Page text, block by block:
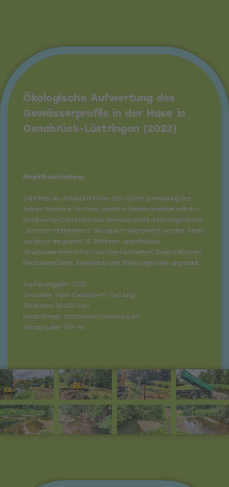
Ökologische Aufwertung des
Gewässerprofils in der Hase in
Osnabrück-Lüstringen (2022)
Projektbeschreibung:
Zwischen der Autobahnbrücke A33 und der Einmündung des
Belmer Baches in die Hase, konnte in Zusammenarbeit mit den
Stadtwerken Osnabrück das Gewässerprofil durch sogenannte
„Instream-Maßnahmen“ ökologisch aufgewertet werden. Hierzu
wurden an insgesamt 14 Stationen verschiedene
Strukturelemente in Form von Kieslaichbetten, Dreiecksbuhnen,
Fischunterstände, Kiesdepots und Strömungslenker eingebaut.
Ausführungsjahr: 2022
Gewässer: Hase (Gewässer II. Ordnung)
Baukosten: 60.000 Euro
Kostenträger: Stadtwerke Osnabrück AG
Antragsteller: UHV 96